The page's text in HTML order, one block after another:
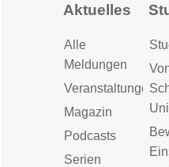
Aktuelles
Alle
Meldungen
Veranstaltungen
Magazin
Podcasts
Serien